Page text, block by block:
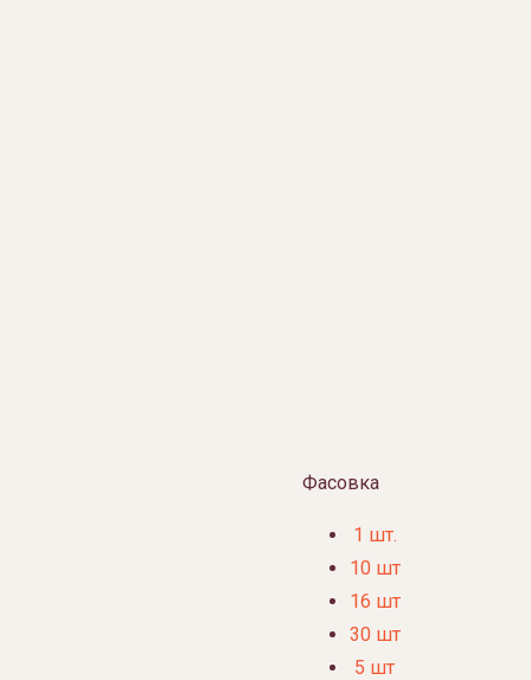
Фасовка
1 шт.
10 шт
16 шт
30 шт
5 шт